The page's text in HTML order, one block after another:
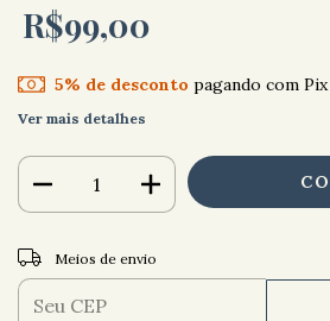
R$99,00
5% de desconto pagando com Pix
Ver mais detalhes
Entregas para o CEP:
Meios de envio